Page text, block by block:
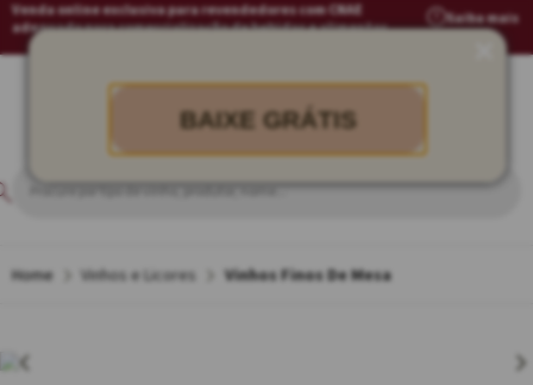
BAIXE GRÁTIS
Venda online exclusiva para revendedores com CNAE
adequado para comercialização de bebidas e alimentos
Saiba mais
Vinhos e Licores Vinhos Finos De Mesa